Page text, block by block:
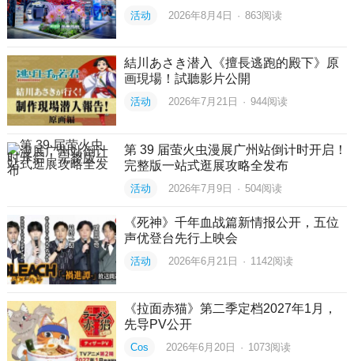
活动 2026年8月4日 · 863阅读
結川あさき潜入《擅長逃跑的殿下》原
画現場！試聽影片公開
活动 2026年7月21日 · 944阅读
第 39 届萤火虫漫展广州站倒计时开启！
完整版一站式逛展攻略全发布
活动 2026年7月9日 · 504阅读
《死神》千年血战篇新情报公开，五位
声优登台先行上映会
活动 2026年6月21日 · 1142阅读
《拉面赤猫》第二季定档2027年1月，
先导PV公开
Cos 2026年6月20日 · 1073阅读